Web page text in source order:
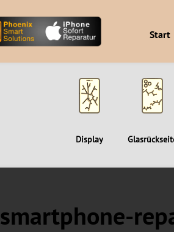
Start
Display
smartphone-